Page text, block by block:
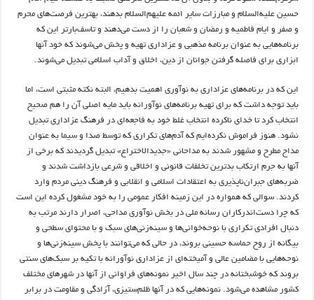
حسین علیه‌السلام و مبارزات سایر ائمه علیهم‌السلام بدهند، بهترین فرصت‌های محرم
و صفر و ایام فاطمیه و رمضان و شعبان را از دست می‌دهند و تاسف‌بارتر این که
برنامه‌هایی به عنوان برنامه مذهبی و عزاداری تهیه و پخش می‌شوند که خود آنها
ابزاری برای فاصله گرفتن جوانان از دین، اخلاق و آداب اسلامی تبدیل می‌شوند.
این که در برنامه‌های عزاداری به نوآوری اهمیت بدهیم، البته نکته مثبتی است، اما
باید توجه داشت که برای تهیه برنامه‌های نوآورانه باید مایه اصلی آن را هم صحیح
انتخاب کرد تا خدای ناکرده انتخاب غلط خود به فاجعه‌ای در فرهنگ عزاداری تبدیل
نشود. هنوز فراموش نکرده‌ایم که آدم‌های تکراری که توسط صدا و سیما به عنوان
مداح مطرح و مشهور شدند به مداحانی «جدیدالاختراع» تبدیل گردیدند که برخی از
آنها به جرم ارتکاب بدترین تخلفات قانونی و اخلاقی و شرعی بازداشت شدند و
ضربه‌های جبران‌ناپذیری به اعتقادات اسلامی و انقلابی و فرهنگ دینی مردم وارد
کردند. سوالی که همواره در این زمینه افکار عمومی را به خود مشغول کرده این است
که چرا دست‌اندرکاران رسانه ملی در بخش نوآوری مداحی، اصرار دارند مرتب به
دنبال افرادی تکراری با نوحه‌خوانی‌ها و سینه‌زنی‌های سبک و با محتوای سطحی و
بیگانه از روح حماسه حسینی بروند، در حالی که می‌توانند با پخش سینه‌زنی‌ها و
نوحه‌هایی با مضامین عالی و آمیخته‌ای از عزاداری نوآورانه با تکیه بر سبک‌های سنتی
بروند که خوشبختانه در چند سال اخیر نمونه‌های فراوانی از آنها در شهرهای مختلف
کشور مشاهده می‌شود. نمونه‌هایی که در آنها ظلم‌ستیزی، آزادگی و مقاومت در برابر